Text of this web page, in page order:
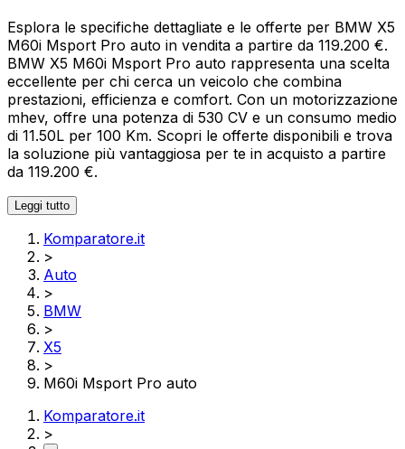
Esplora le specifiche dettagliate e le offerte per BMW X5
M60i Msport Pro auto in vendita a partire da 119.200 €.
BMW X5 M60i Msport Pro auto rappresenta una scelta
eccellente per chi cerca un veicolo che combina
prestazioni, efficienza e comfort. Con un motorizzazione
mhev, offre una potenza di 530 CV e un consumo medio
di 11.50L per 100 Km. Scopri le offerte disponibili e trova
la soluzione più vantaggiosa per te in acquisto a partire
da 119.200 €.
Leggi tutto
Komparatore.it
>
Auto
>
BMW
>
X5
>
M60i Msport Pro auto
Komparatore.it
>